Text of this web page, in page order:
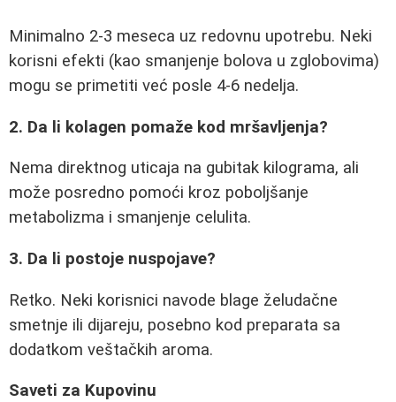
Minimalno 2-3 meseca uz redovnu upotrebu. Neki
korisni efekti (kao smanjenje bolova u zglobovima)
mogu se primetiti već posle 4-6 nedelja.
2. Da li kolagen pomaže kod mršavljenja?
Nema direktnog uticaja na gubitak kilograma, ali
može posredno pomoći kroz poboljšanje
metabolizma i smanjenje celulita.
3. Da li postoje nuspojave?
Retko. Neki korisnici navode blage želudačne
smetnje ili dijareju, posebno kod preparata sa
dodatkom veštačkih aroma.
Saveti za Kupovinu